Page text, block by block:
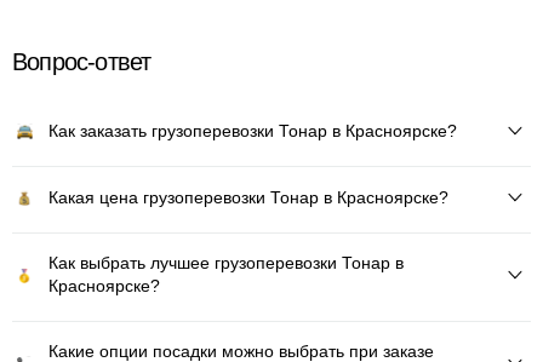
Вопрос-ответ
Как заказать грузоперевозки Тонар в Красноярске?
Какая цена грузоперевозки Тонар в Красноярске?
Как выбрать лучшее грузоперевозки Тонар в
Красноярске?
Какие опции посадки можно выбрать при заказе